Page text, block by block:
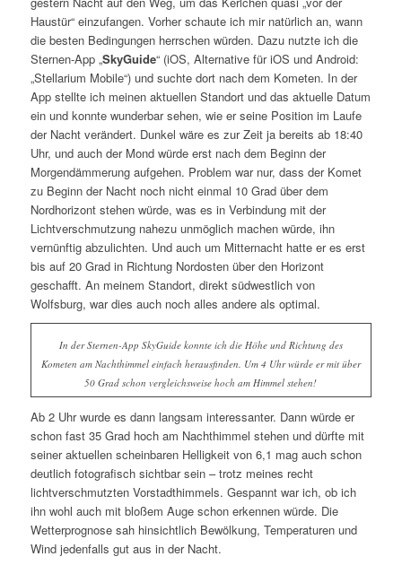
Haustür“ einzufangen. Vorher schaute ich mir natürlich an, wann
die besten Bedingungen herrschen würden. Dazu nutzte ich die
Sternen-App „SkyGuide“ (iOS, Alternative für iOS und Android:
„Stellarium Mobile“) und suchte dort nach dem Kometen. In der
App stellte ich meinen aktuellen Standort und das aktuelle Datum
ein und konnte wunderbar sehen, wie er seine Position im Laufe
der Nacht verändert. Dunkel wäre es zur Zeit ja bereits ab 18:40
Uhr, und auch der Mond würde erst nach dem Beginn der
Morgendämmerung aufgehen. Problem war nur, dass der Komet
zu Beginn der Nacht noch nicht einmal 10 Grad über dem
Nordhorizont stehen würde, was es in Verbindung mit der
Lichtverschmutzung nahezu unmöglich machen würde, ihn
vernünftig abzulichten. Und auch um Mitternacht hatte er es erst
bis auf 20 Grad in Richtung Nordosten über den Horizont
geschafft. An meinem Standort, direkt südwestlich von
Wolfsburg, war dies auch noch alles andere als optimal.
In der Sternen-App SkyGuide konnte ich die Höhe und Richtung des
Kometen am Nachthimmel einfach herausfinden. Um 4 Uhr würde er mit über
50 Grad schon vergleichsweise hoch am Himmel stehen!
Ab 2 Uhr wurde es dann langsam interessanter. Dann würde er
schon fast 35 Grad hoch am Nachthimmel stehen und dürfte mit
seiner aktuellen scheinbaren Helligkeit von 6,1 mag auch schon
deutlich fotografisch sichtbar sein – trotz meines recht
lichtverschmutzten Vorstadthimmels. Gespannt war ich, ob ich
ihn wohl auch mit bloßem Auge schon erkennen würde. Die
Wetterprognose sah hinsichtlich Bewölkung, Temperaturen und
Wind jedenfalls gut aus in der Nacht.